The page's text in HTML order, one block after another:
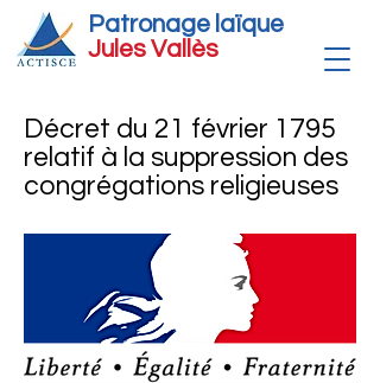
Patronage laïque
Jules Vallès
Décret du 21 février 1795
relatif à la suppression des
congrégations religieuses